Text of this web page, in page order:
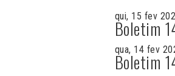
qui, 15 fev
Boletim
qua, 14 fev
Boletim